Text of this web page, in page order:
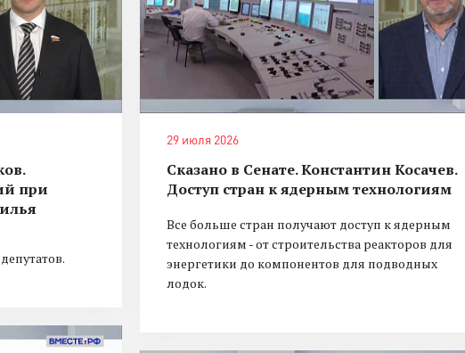
при
29 июля 2026
Сказано в Сенате. Константин Косачев.
Доступ стран к ядерным технологиям
Все больше стран получают доступ к ядерным
технологиям - от строительства реакторов для
энергетики до компонентов для подводных
лодок.